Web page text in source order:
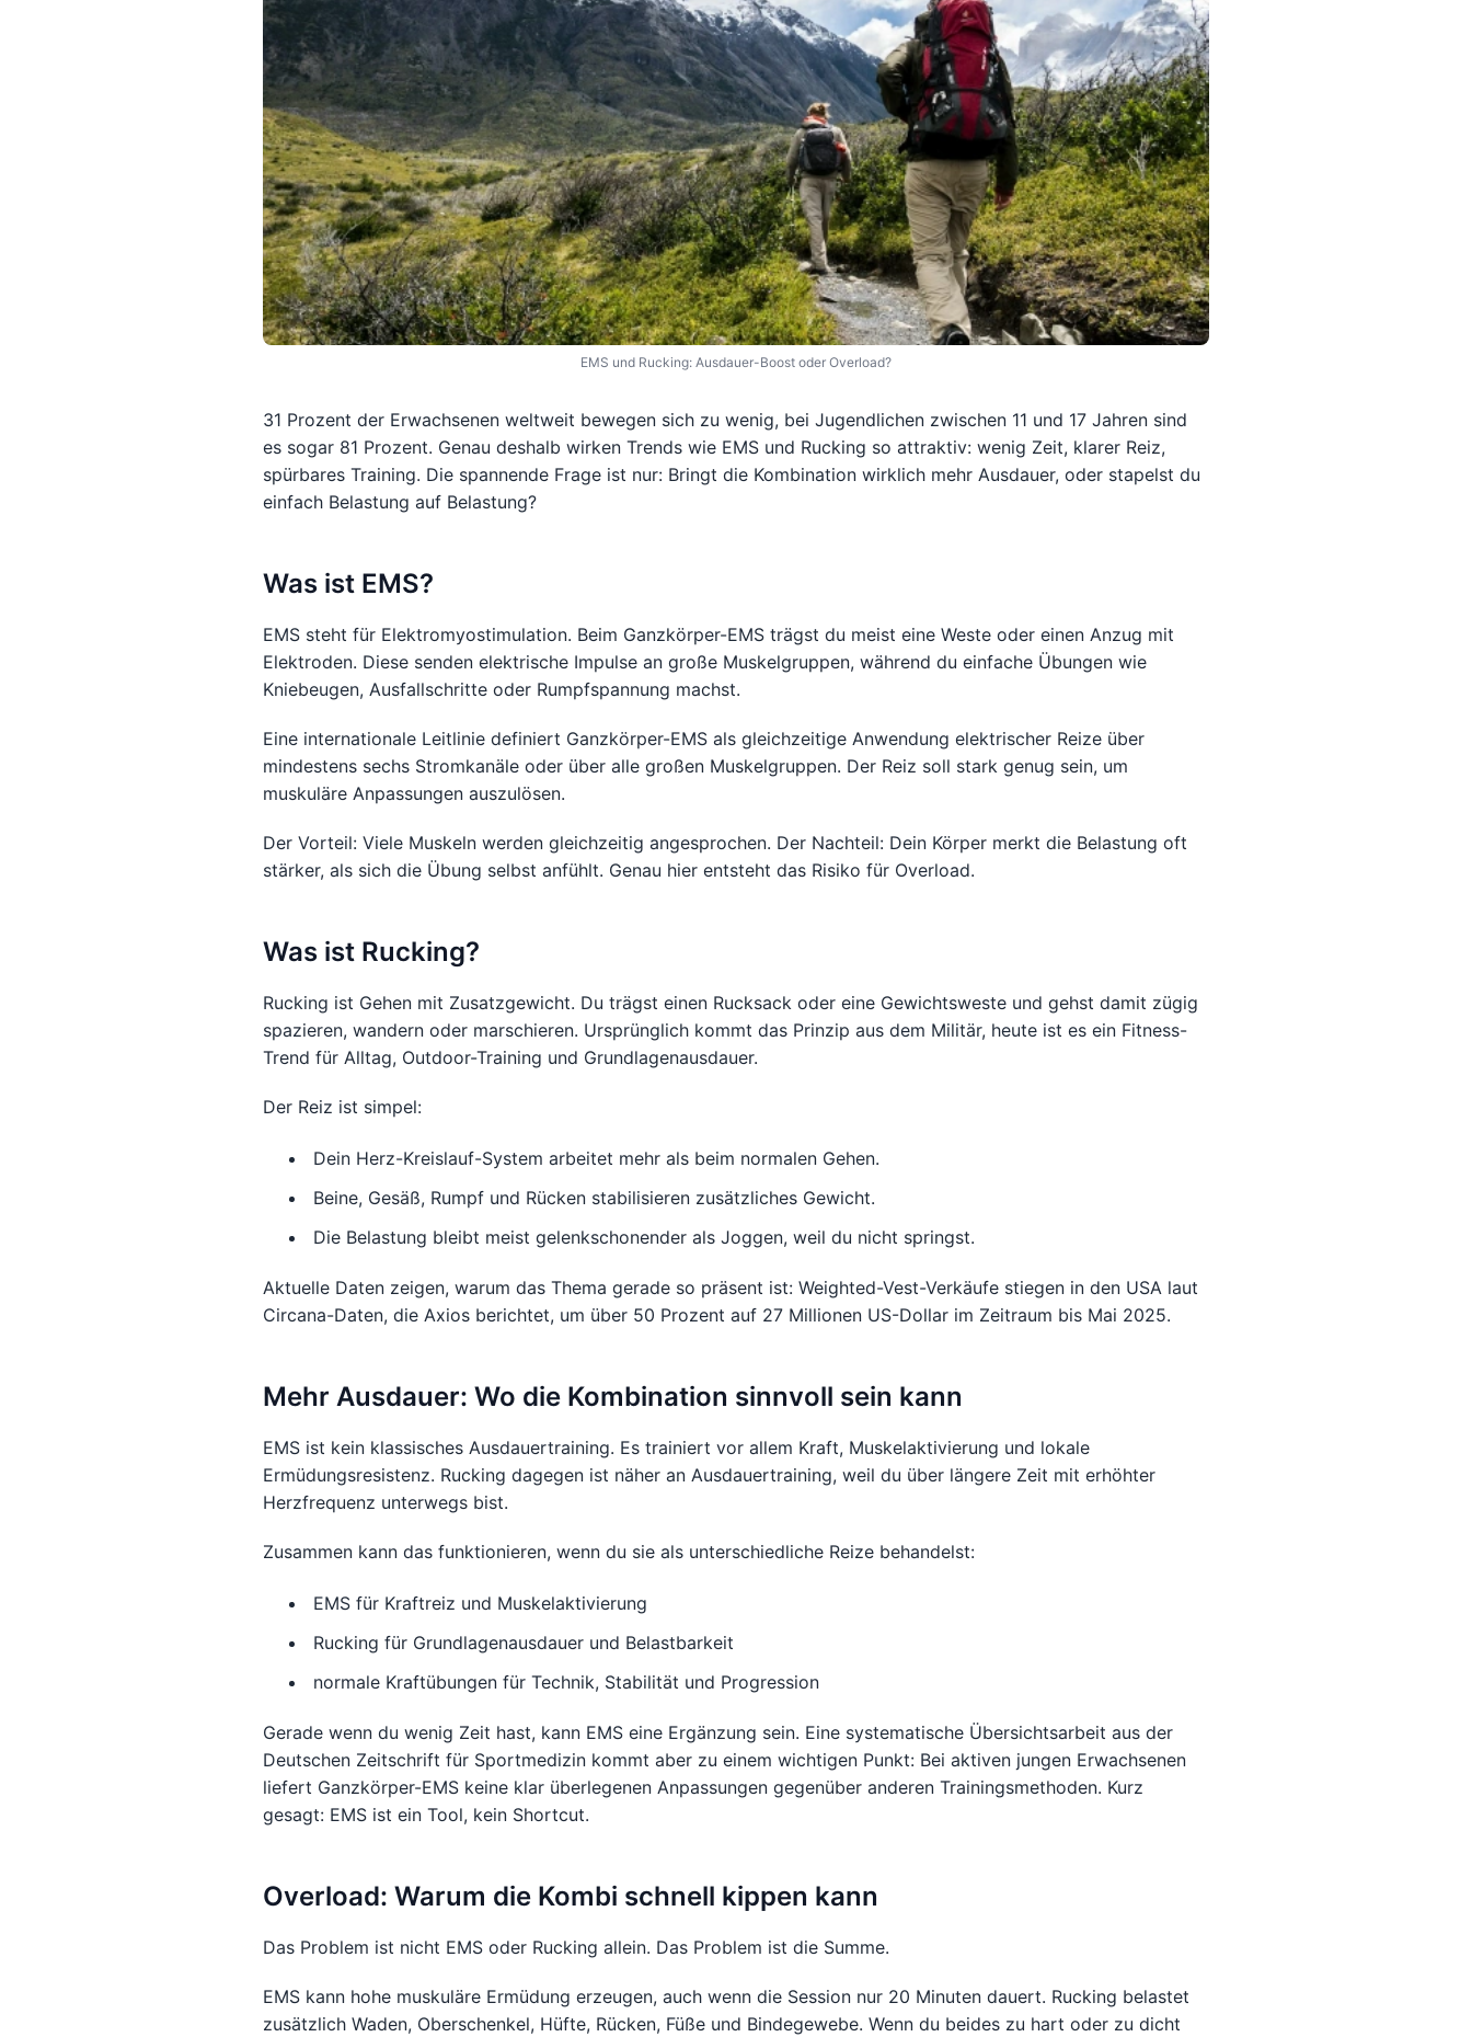
EMS und Rucking: Ausdauer-Boost oder Overload?
31 Prozent der Erwachsenen weltweit bewegen sich zu wenig, bei Jugendlichen zwischen 11 und 17 Jahren sind
es sogar 81 Prozent. Genau deshalb wirken Trends wie EMS und Rucking so attraktiv: wenig Zeit, klarer Reiz,
spürbares Training. Die spannende Frage ist nur: Bringt die Kombination wirklich mehr Ausdauer, oder stapelst du
einfach Belastung auf Belastung?
Was ist EMS?
EMS steht für Elektromyostimulation. Beim Ganzkörper-EMS trägst du meist eine Weste oder einen Anzug mit
Elektroden. Diese senden elektrische Impulse an große Muskelgruppen, während du einfache Übungen wie
Kniebeugen, Ausfallschritte oder Rumpfspannung machst.
Eine internationale Leitlinie definiert Ganzkörper-EMS als gleichzeitige Anwendung elektrischer Reize über
mindestens sechs Stromkanäle oder über alle großen Muskelgruppen. Der Reiz soll stark genug sein, um
muskuläre Anpassungen auszulösen.
Der Vorteil: Viele Muskeln werden gleichzeitig angesprochen. Der Nachteil: Dein Körper merkt die Belastung oft
stärker, als sich die Übung selbst anfühlt. Genau hier entsteht das Risiko für Overload.
Was ist Rucking?
Rucking ist Gehen mit Zusatzgewicht. Du trägst einen Rucksack oder eine Gewichtsweste und gehst damit zügig
spazieren, wandern oder marschieren. Ursprünglich kommt das Prinzip aus dem Militär, heute ist es ein Fitness-
Trend für Alltag, Outdoor-Training und Grundlagenausdauer.
Der Reiz ist simpel:
Dein Herz-Kreislauf-System arbeitet mehr als beim normalen Gehen.
Beine, Gesäß, Rumpf und Rücken stabilisieren zusätzliches Gewicht.
Die Belastung bleibt meist gelenkschonender als Joggen, weil du nicht springst.
Aktuelle Daten zeigen, warum das Thema gerade so präsent ist: Weighted-Vest-Verkäufe stiegen in den USA laut
Circana-Daten, die Axios berichtet, um über 50 Prozent auf 27 Millionen US-Dollar im Zeitraum bis Mai 2025.
Mehr Ausdauer: Wo die Kombination sinnvoll sein kann
EMS ist kein klassisches Ausdauertraining. Es trainiert vor allem Kraft, Muskelaktivierung und lokale
Ermüdungsresistenz. Rucking dagegen ist näher an Ausdauertraining, weil du über längere Zeit mit erhöhter
Herzfrequenz unterwegs bist.
Zusammen kann das funktionieren, wenn du sie als unterschiedliche Reize behandelst:
EMS für Kraftreiz und Muskelaktivierung
Rucking für Grundlagenausdauer und Belastbarkeit
normale Kraftübungen für Technik, Stabilität und Progression
Gerade wenn du wenig Zeit hast, kann EMS eine Ergänzung sein. Eine systematische Übersichtsarbeit aus der
Deutschen Zeitschrift für Sportmedizin kommt aber zu einem wichtigen Punkt: Bei aktiven jungen Erwachsenen
liefert Ganzkörper-EMS keine klar überlegenen Anpassungen gegenüber anderen Trainingsmethoden. Kurz
gesagt: EMS ist ein Tool, kein Shortcut.
Overload: Warum die Kombi schnell kippen kann
Das Problem ist nicht EMS oder Rucking allein. Das Problem ist die Summe.
EMS kann hohe muskuläre Ermüdung erzeugen, auch wenn die Session nur 20 Minuten dauert. Rucking belastet
zusätzlich Waden, Oberschenkel, Hüfte, Rücken, Füße und Bindegewebe. Wenn du beides zu hart oder zu dicht